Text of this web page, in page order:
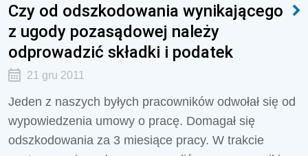
Czy od odszkodowania wynikającego
z ugody pozasądowej należy
odprowadzić składki i podatek
21 gru 2011
Jeden z naszych byłych pracowników odwołał się od
wypowiedzenia umowy o pracę. Domagał się
odszkodowania za 3 miesiące pracy. W trakcie